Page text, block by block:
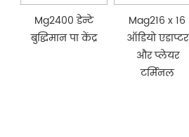
Mg2400 डेन्टे
बुद्धिमान पा केंद्र
Mag216 x 16
ऑडियो एडाप्टर
और प्लेयर
टर्मिनल